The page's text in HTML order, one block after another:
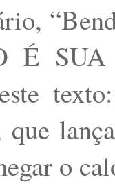
É
o